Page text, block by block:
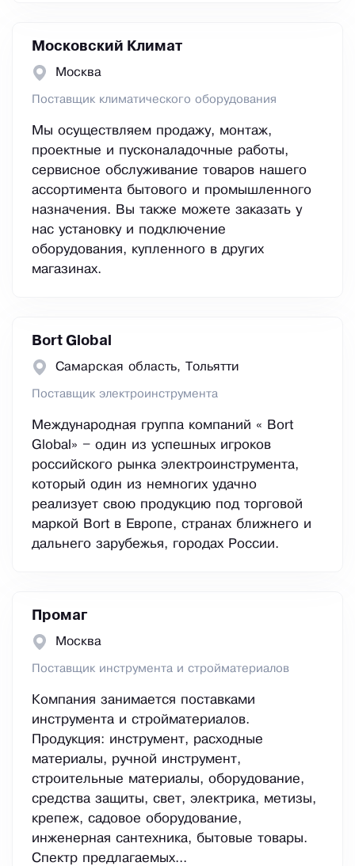
Московский Климат
Москва
Поставщик климатического оборудования
Мы осуществляем продажу, монтаж,
проектные и пусконаладочные работы,
сервисное обслуживание товаров нашего
ассортимента бытового и промышленного
назначения. Вы также можете заказать у
нас установку и подключение
оборудования, купленного в других
магазинах.
Bort Global
Самарская область, Тольятти
Поставщик электроинструмента
Международная группа компаний « Bort
Global» – один из успешных игроков
российского рынка электроинструмента,
который один из немногих удачно
реализует свою продукцию под торговой
маркой Bort в Европе, странах ближнего и
дальнего зарубежья, городах России.
Промаг
Москва
Поставщик инструмента и стройматериалов
Компания занимается поставками
инструмента и стройматериалов.
Продукция: инструмент, расходные
материалы, ручной инструмент,
строительные материалы, оборудование,
средства защиты, свет, электрика, метизы,
крепеж, садовое оборудование,
инженерная сантехника, бытовые товары.
Спектр предлагаемых...